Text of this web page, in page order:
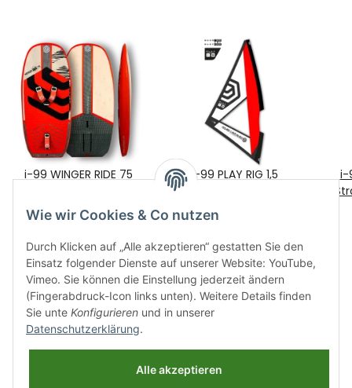
i-99 WINGER RIDE 75 i-99 PLAY RIG 1,5
i-
Wie wir Cookies & Co nutzen
Durch Klicken auf „Alle akzeptieren“ gestatten Sie den
Einsatz folgender Dienste auf unserer Website: YouTube,
Vimeo. Sie können die Einstellung jederzeit ändern
(Fingerabdruck-Icon links unten). Weitere Details finden
Sie unte Konfigurieren und in unserer
Datenschutzerklärung.
Alle akzeptieren